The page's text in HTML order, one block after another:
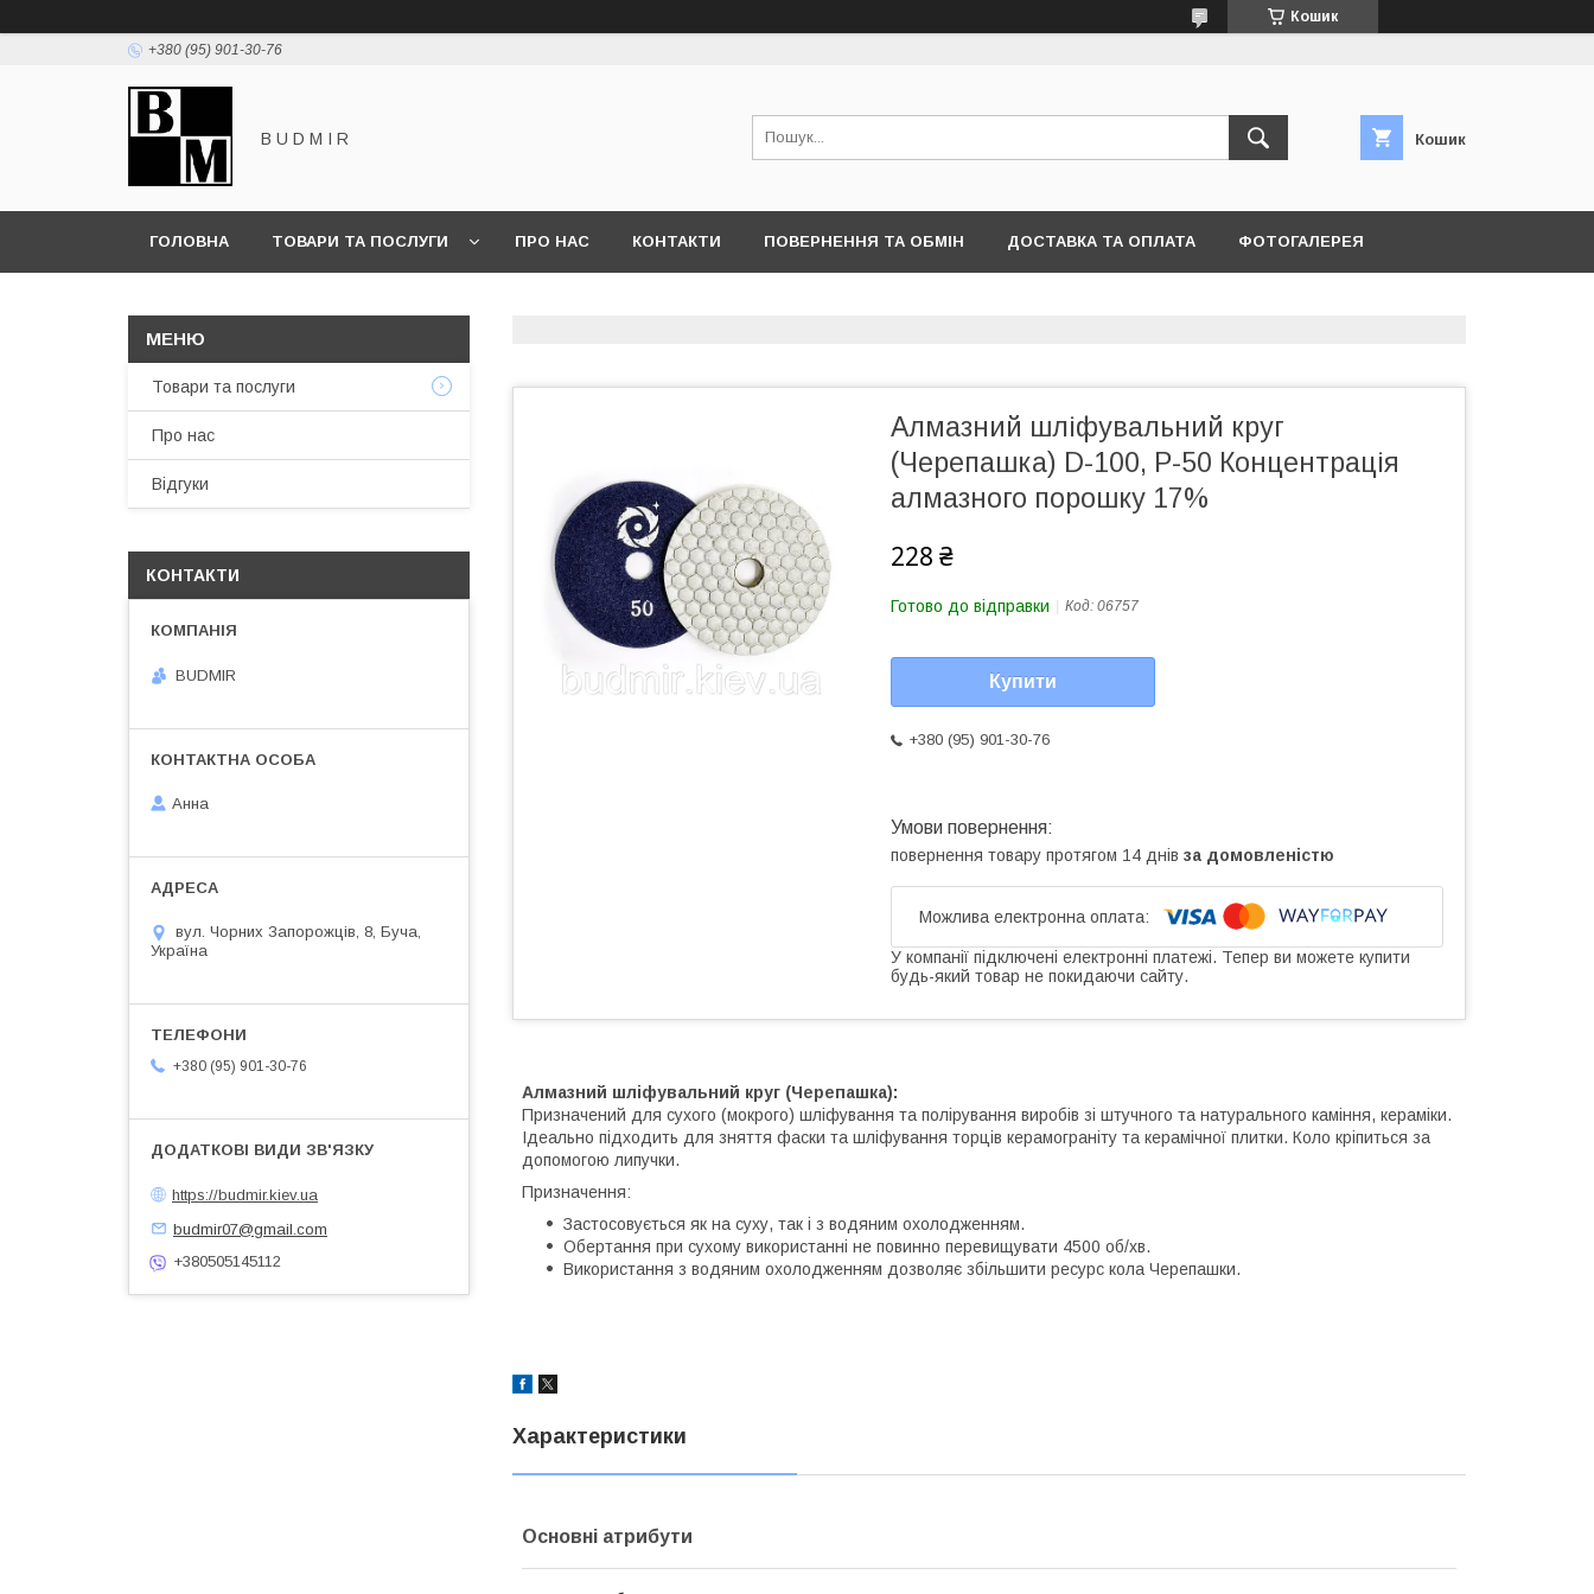
Кошик
+380 (95) 901-30-76
B U D M I R Кошик
ГОЛОВНА ТОВАРИ ТА ПОСЛУГИ ПРО НАС КОНТАКТИ ПОВЕРНЕННЯ ТА ОБМІН ДОСТАВКА ТА ОПЛАТА ФОТОГАЛЕРЕЯ
Алмазний шліфувальний круг
(Черепашка) D-100, P-50 Концентрація
алмазного порошку 17%
228 ₴
Готово до відправки Код: 06757
Купити
+380 (95) 901-30-76
повернення товару протягом 14 днів за домовленістю
У компанії підключені електронні платежі. Тепер ви можете купити
будь-який товар не покидаючи сайту.
Алмазний шліфувальний круг (Черепашка):
Призначений для сухого (мокрого) шліфування та полірування виробів зі штучного та натурального каміння, кераміки.
Ідеально підходить для зняття фаски та шліфування торців керамограніту та керамічної плитки. Коло кріпиться за
допомогою липучки.
Призначення:
Застосовується як на суху, так і з водяним охолодженням.
Обертання при сухому використанні не повинно перевищувати 4500 об/хв.
Використання з водяним охолодженням дозволяє збільшити ресурс кола Черепашки.
Характеристики
Основні атрибути
Товари та послуги
Про нас
Відгуки
КОНТАКТИ
BUDMIR
Анна
вул. Чорних Запорожців, 8, Буча,
Україна
+380 (95) 901-30-76
https://budmir.kiev.ua
budmir07@gmail.com
+380505145112